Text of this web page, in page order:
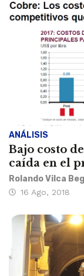
ANÁLISIS
Bajo costo
caída en el
Rolando Vilca
16 Ago, 2018